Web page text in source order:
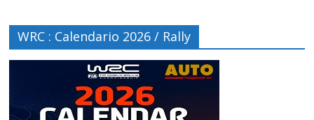
WRC : Calendario 2026 / Rally